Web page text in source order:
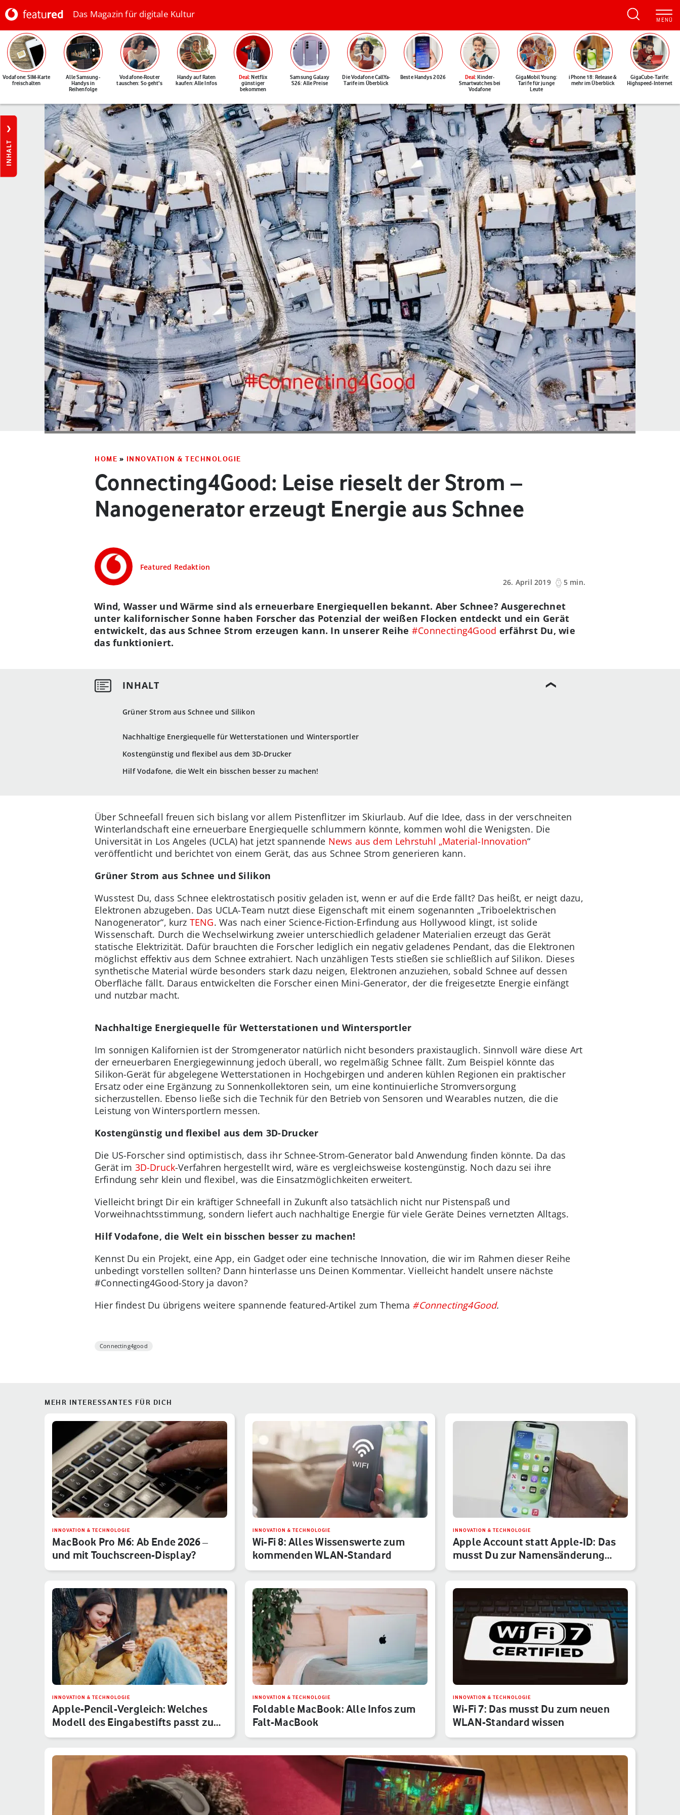
Das Magazin für digitale Kultur
Vodafone: SIM-Karte
freischalten
Alle Samsung-
Handys in
Reihenfolge
Vodafone-Router
tauschen: So geht's
Handy auf Raten
kaufen: Alle Infos
Deal: Netflix
günstiger
bekommen
Samsung Galaxy
S26: Alle Preise
Die Vodafone CallYa-
Tarife im Überblick
Beste Handys 2026 Deal: Kinder-
Smartwatches bei
Vodafone
GigaMobil Young:
Tarife für junge
Leute
iPhone 18: Release &
mehr im Überblick
GigaCube-Tarife:
Highspeed-Internet
INHALT
HOME » INNOVATION & TECHNOLOGIE
Connecting4Good: Leise rieselt der Strom –
Nanogenerator erzeugt Energie aus Schnee
Featured Redaktion
26. April 2019
5 min.
Grüner Strom aus Schnee und Silikon
Nachhaltige Energiequelle für Wetterstationen und Wintersportler
Kostengünstig und flexibel aus dem 3D-Drucker
Hilf Vodafone, die Welt ein bisschen besser zu machen!
Wind, Wasser und Wärme sind als erneuerbare Energiequellen bekannt. Aber Schnee? Ausgerechnet
unter kalifornischer Sonne haben Forscher das Potenzial der weißen Flocken entdeckt und ein Gerät
entwickelt, das aus Schnee Strom erzeugen kann. In unserer Reihe #Connecting4Good erfährst Du, wie
das funktioniert.
Über Schneefall freuen sich bislang vor allem Pistenflitzer im Skiurlaub. Auf die Idee, dass in der verschneiten
Winterlandschaft eine erneuerbare Energiequelle schlummern könnte, kommen wohl die Wenigsten. Die
Universität in Los Angeles (UCLA) hat jetzt spannende News aus dem Lehrstuhl „Material-Innovation“
veröffentlicht und berichtet von einem Gerät, das aus Schnee Strom generieren kann.
Grüner Strom aus Schnee und Silikon
Wusstest Du, dass Schnee elektrostatisch positiv geladen ist, wenn er auf die Erde fällt? Das heißt, er neigt dazu,
Elektronen abzugeben. Das UCLA-Team nutzt diese Eigenschaft mit einem sogenannten „Triboelektrischen
Nanogenerator“, kurz TENG. Was nach einer Science-Fiction-Erfindung aus Hollywood klingt, ist solide
Wissenschaft. Durch die Wechselwirkung zweier unterschiedlich geladener Materialien erzeugt das Gerät
statische Elektrizität. Dafür brauchten die Forscher lediglich ein negativ geladenes Pendant, das die Elektronen
möglichst effektiv aus dem Schnee extrahiert. Nach unzähligen Tests stießen sie schließlich auf Silikon. Dieses
synthetische Material würde besonders stark dazu neigen, Elektronen anzuziehen, sobald Schnee auf dessen
Oberfläche fällt. Daraus entwickelten die Forscher einen Mini-Generator, der die freigesetzte Energie einfängt
und nutzbar macht.
Nachhaltige Energiequelle für Wetterstationen und Wintersportler
Im sonnigen Kalifornien ist der Stromgenerator natürlich nicht besonders praxistauglich. Sinnvoll wäre diese Art
der erneuerbaren Energiegewinnung jedoch überall, wo regelmäßig Schnee fällt. Zum Beispiel könnte das
Silikon-Gerät für abgelegene Wetterstationen in Hochgebirgen und anderen kühlen Regionen ein praktischer
Ersatz oder eine Ergänzung zu Sonnenkollektoren sein, um eine kontinuierliche Stromversorgung
sicherzustellen. Ebenso ließe sich die Technik für den Betrieb von Sensoren und Wearables nutzen, die die
Leistung von Wintersportlern messen.
Kostengünstig und flexibel aus dem 3D-Drucker
Die US-Forscher sind optimistisch, dass ihr Schnee-Strom-Generator bald Anwendung finden könnte. Da das
Gerät im 3D-Druck-Verfahren hergestellt wird, wäre es vergleichsweise kostengünstig. Noch dazu sei ihre
Erfindung sehr klein und flexibel, was die Einsatzmöglichkeiten erweitert.
Vielleicht bringt Dir ein kräftiger Schneefall in Zukunft also tatsächlich nicht nur Pistenspaß und
Vorweihnachtsstimmung, sondern liefert auch nachhaltige Energie für viele Geräte Deines vernetzten Alltags.
Hilf Vodafone, die Welt ein bisschen besser zu machen!
Kennst Du ein Projekt, eine App, ein Gadget oder eine technische Innovation, die wir im Rahmen dieser Reihe
unbedingt vorstellen sollten? Dann hinterlasse uns Deinen Kommentar. Vielleicht handelt unsere nächste
#Connecting4Good-Story ja davon?
Hier findest Du übrigens weitere spannende featured-Artikel zum Thema #Connecting4Good.
Connecting4good
MEHR INTERESSANTES FÜR DICH
INNOVATION & TECHNOLOGIE
MacBook Pro M6: Ab Ende 2026 –
und mit Touchscreen-Display?
INNOVATION & TECHNOLOGIE
Wi-Fi 8: Alles Wissenswerte zum
kommenden WLAN-Standard
INNOVATION & TECHNOLOGIE
Apple Account statt Apple-ID: Das
musst Du zur Namensänderung
wis…
INNOVATION & TECHNOLOGIE
Apple-Pencil-Vergleich: Welches
Modell des Eingabestifts passt zu…
INNOVATION & TECHNOLOGIE
Foldable MacBook: Alle Infos zum
Falt-MacBook
INNOVATION & TECHNOLOGIE
Wi-Fi 7: Das musst Du zum neuen
WLAN-Standard wissen